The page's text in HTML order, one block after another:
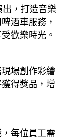
出，打造音樂
酒車服務，
歡樂時光。
場創作彩繪
得獎品，增
每位員工需